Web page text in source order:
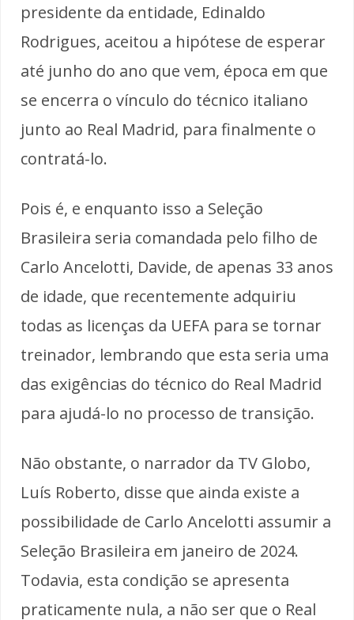
presidente da entidade, Edinaldo
Rodrigues, aceitou a hipótese de esperar
até junho do ano que vem, época em que
se encerra o vínculo do técnico italiano
junto ao Real Madrid, para finalmente o
contratá-lo.
Pois é, e enquanto isso a Seleção
Brasileira seria comandada pelo filho de
Carlo Ancelotti, Davide, de apenas 33 anos
de idade, que recentemente adquiriu
todas as licenças da UEFA para se tornar
treinador, lembrando que esta seria uma
das exigências do técnico do Real Madrid
para ajudá-lo no processo de transição.
Não obstante, o narrador da TV Globo,
Luís Roberto, disse que ainda existe a
possibilidade de Carlo Ancelotti assumir a
Seleção Brasileira em janeiro de 2024.
Todavia, esta condição se apresenta
praticamente nula, a não ser que o Real